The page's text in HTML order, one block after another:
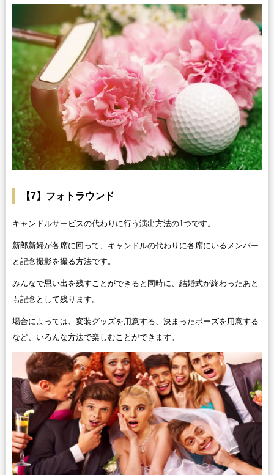
【7】フォトラウンド
キャンドルサービスの代わりに行う演出方法の1つです。
新郎新婦が各席に回って、キャンドルの代わりに各席にいるメンバー
と記念撮影を撮る方法です。
みんなで思い出を残すことができると同時に、結婚式が終わったあと
も記念として残ります。
場合によっては、変装グッズを用意する、決まったポーズを用意する
など、いろんな方法で楽しむことができます。